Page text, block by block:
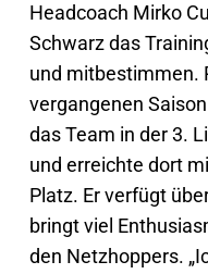
Headcoach Mirko
Schwarz das
und mitbestimmen.
vergangenen
das Team in der 3.
und erreichte dort
Platz. Er verfügt
bringt viel
den Netzhoppers.